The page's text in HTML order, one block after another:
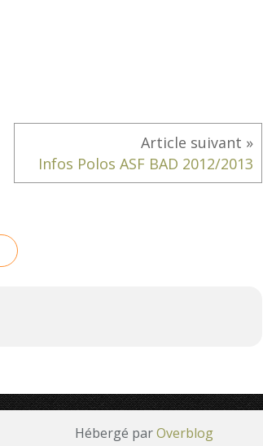
Infos Polos ASF BAD 2012/2013
Hébergé parOverblog